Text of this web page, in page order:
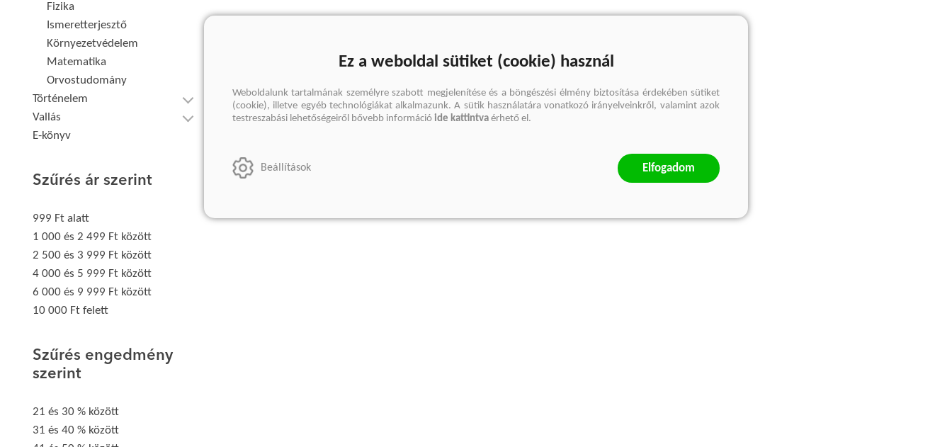
Fizika
Ismeretterjesztő
Környezetvédelem
Matematika
Orvostudomány
Történelem
Vallás
E-könyv
Szűrés ár szerint
999 Ft alatt
1 000 és 2 499 Ft között
2 500 és 3 999 Ft között
4 000 és 5 999 Ft között
6 000 és 9 999 Ft között
10 000 Ft felett
Szűrés engedmény
szerint
21 és 30 % között
31 és 40 % között
Ez a weboldal sütiket (cookie) használ
Weboldalunk tartalmának személyre szabott megjelenítése és a böngészési élmény biztosítása érdekében sütiket
(cookie), illetve egyéb technológiákat alkalmazunk. A sütik használatára vonatkozó irányelveinkről, valamint azok
testreszabási lehetőségeiről bővebb információ ide kattintva érhető el.
Beállítások Elfogadom